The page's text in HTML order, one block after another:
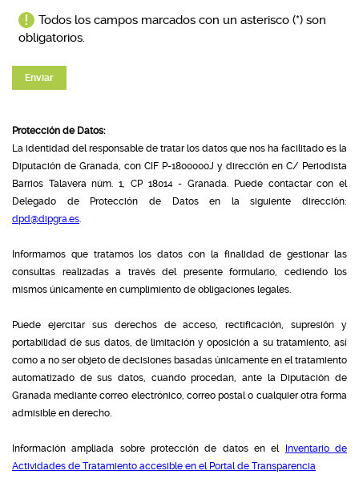
Todos los campos marcados con un asterisco (*) son
obligatorios.
Enviar
Protección de Datos:
La identidad del responsable de tratar los datos que nos ha facilitado es la
Diputación de Granada, con CIF P-1800000J y dirección en C/ Periodista
Barrios Talavera núm. 1, CP 18014 - Granada. Puede contactar con el
Delegado de Protección de Datos en la siguiente dirección:
dpd@dipgra.es.
Informamos que tratamos los datos con la finalidad de gestionar las
consultas realizadas a través del presente formulario, cediendo los
mismos únicamente en cumplimiento de obligaciones legales.
Puede ejercitar sus derechos de acceso, rectificación, supresión y
portabilidad de sus datos, de limitación y oposición a su tratamiento, así
como a no ser objeto de decisiones basadas únicamente en el tratamiento
automatizado de sus datos, cuando procedan, ante la Diputación de
Granada mediante correo electrónico, correo postal o cualquier otra forma
admisible en derecho.
Información ampliada sobre protección de datos en el
Inventario de
Actividades de Tratamiento accesible en el Portal de Transparencia